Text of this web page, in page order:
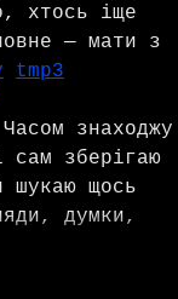
хтось іще
— мати з
tmp3
Часом знаходжу
сам зберігаю
шукаю щось
думки,